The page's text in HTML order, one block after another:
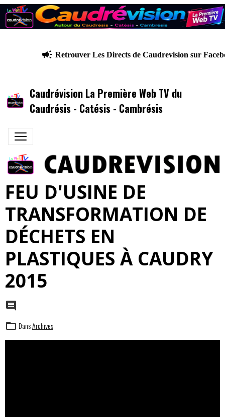
Retrouver Les Directs de Caudrevision sur
Caudrévision La Première Web TV du
Caudrésis - Catésis - Cambrésis
FEU D'USINE DE
TRANSFORMATION DE
DÉCHETS EN
PLASTIQUES À CAUDRY
2015
DansArchives